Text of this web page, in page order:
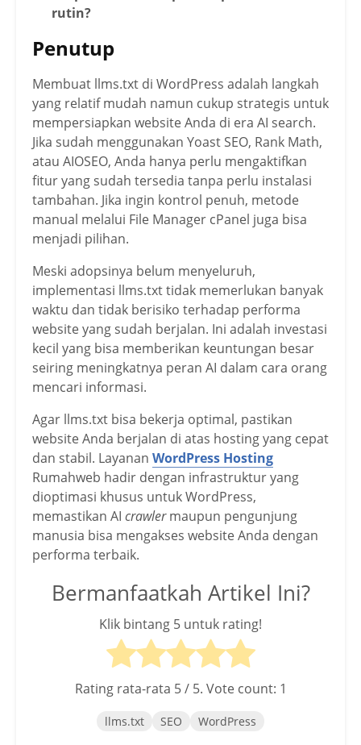
rutin?
Penutup
Membuat llms.txt di WordPress adalah langkah
yang relatif mudah namun cukup strategis untuk
mempersiapkan website Anda di era AI search.
Jika sudah menggunakan Yoast SEO, Rank Math,
atau AIOSEO, Anda hanya perlu mengaktifkan
fitur yang sudah tersedia tanpa perlu instalasi
tambahan. Jika ingin kontrol penuh, metode
manual melalui File Manager cPanel juga bisa
menjadi pilihan.
Meski adopsinya belum menyeluruh,
implementasi llms.txt tidak memerlukan banyak
waktu dan tidak berisiko terhadap performa
website yang sudah berjalan. Ini adalah investasi
kecil yang bisa memberikan keuntungan besar
seiring meningkatnya peran AI dalam cara orang
mencari informasi.
Agar llms.txt bisa bekerja optimal, pastikan
website Anda berjalan di atas hosting yang cepat
dan stabil. Layanan WordPress Hosting
Rumahweb hadir dengan infrastruktur yang
dioptimasi khusus untuk WordPress,
memastikan AI crawlermaupun pengunjung
manusia bisa mengakses website Anda dengan
performa terbaik.
Bermanfaatkah Artikel Ini?
Klik bintang 5 untuk rating!
Rating rata-rata 5/ 5. Vote count: 1
llms.txt SEO WordPress